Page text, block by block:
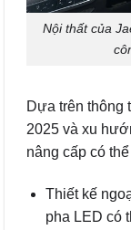
Nội thất của
Dựa trên thông
2025 và xu
nâng cấp có
Thiết kế
pha LED có